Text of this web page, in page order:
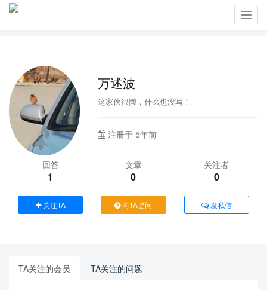
万述波
这家伙很懒，什么也没写！
注册于 5年前
回答
1
文章
0
关注者
0
关注TA 向TA提问 发私信
TA关注的会员 TA关注的问题